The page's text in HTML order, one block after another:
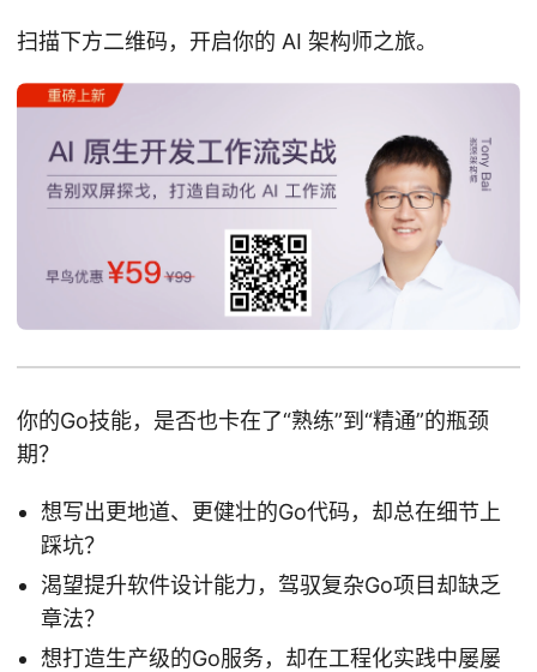
扫描下方二维码，开启你的 AI 架构师之旅。
你的Go技能，是否也卡在了“熟练”到“精通”的瓶颈
期？
想写出更地道、更健壮的Go代码，却总在细节上
踩坑？
渴望提升软件设计能力，驾驭复杂Go项目却缺乏
章法？
想打造生产级的Go服务，却在工程化实践中屡屡